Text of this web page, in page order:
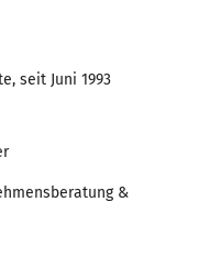
seit Juni 1993
&